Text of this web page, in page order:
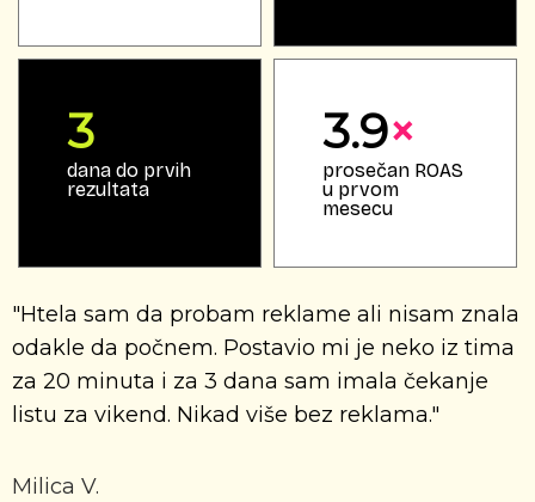
3
dana do prvih
rezultata
3.9×
prosečan ROAS
u prvom
mesecu
"Htela sam da probam reklame ali nisam znala
odakle da počnem. Postavio mi je neko iz tima
za 20 minuta i za 3 dana sam imala čekanje
listu za vikend. Nikad više bez reklama."
Milica V.